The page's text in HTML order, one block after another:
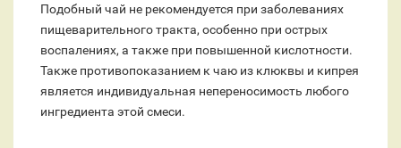
Подобный чай не рекомендуется при заболеваниях
пищеварительного тракта, особенно при острых
воспалениях, а также при повышенной кислотности.
Также противопоказанием к чаю из клюквы и кипрея
является индивидуальная непереносимость любого
ингредиента этой смеси.